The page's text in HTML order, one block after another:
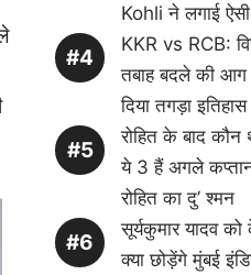
Kohli ने लगाई
KKR vs RCB:
तबाह बदले की आग
दिया तगड़ा इतिहास
रोहित के बाद कौन
ये 3 हैं अगले
रोहित का दु’ श्मन
सूर्यकुमार यादव
क्या छोड़ेंगे मुंबई